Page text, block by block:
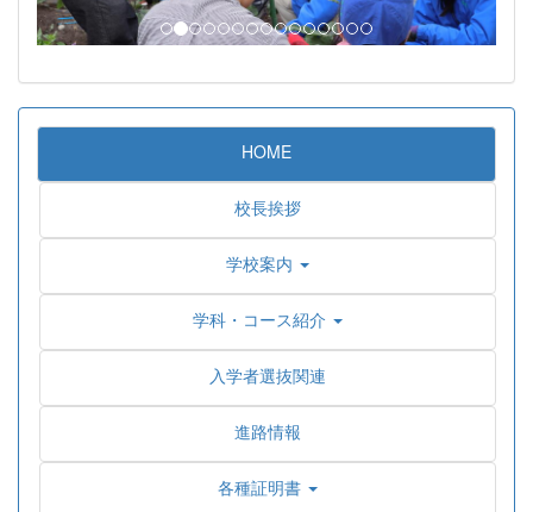
HOME
校長挨拶
学校案内
学科・コース紹介
入学者選抜関連
進路情報
各種証明書